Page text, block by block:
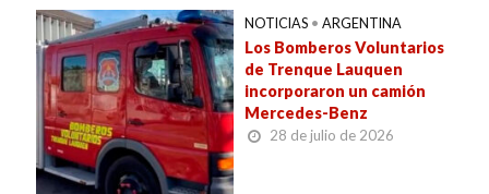
NOTICIAS • ARGENTINA
Los Bomberos Voluntarios
de Trenque Lauquen
incorporaron un camión
Mercedes-Benz
28 de julio de 2026